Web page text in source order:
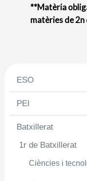
ESO
PEI
Batxillerat
1r de Batxillerat
Ciències i
**Matèria
matèries de 2n